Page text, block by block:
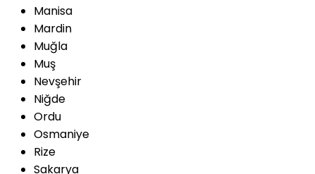
Manisa
Mardin
Muğla
Muş
Nevşehir
Niğde
Ordu
Osmaniye
Rize
Sakarya